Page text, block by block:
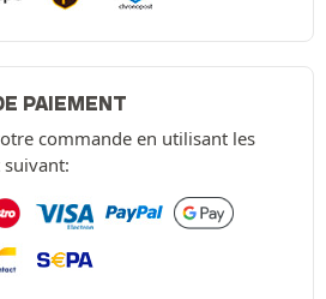
PAIEMENT
commande en utilisant les